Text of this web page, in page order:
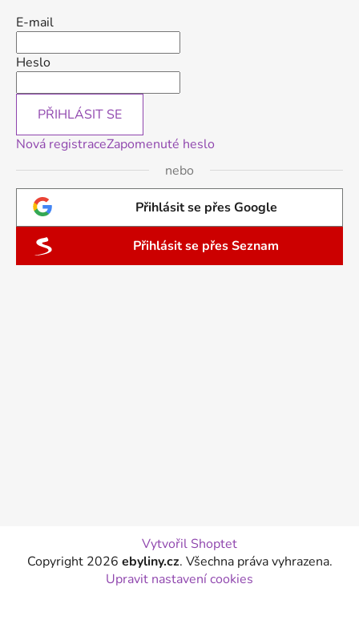
E-mail
Heslo
PŘIHLÁSIT SE
Nová registraceZapomenuté heslo
nebo
Přihlásit se přes Google
Přihlásit se přes Seznam
Vytvořil Shoptet
Copyright 2026 ebyliny.cz. Všechna práva vyhrazena.
Upravit nastavení cookies